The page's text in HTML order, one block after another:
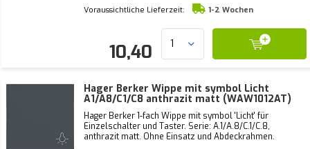
Voraussichtliche Lieferzeit:
1-2 Wochen
10,40
Hager Berker Wippe mit symbol Licht
A1/A8/C1/C8 anthrazit matt (WAW1012AT)
Hager Berker 1-fach Wippe mit symbol 'Licht' für
Einzelschalter und Taster. Serie: A.1/A.8/C.1/C.8,
anthrazit matt. Ohne Einsatz und Abdeckrahmen.